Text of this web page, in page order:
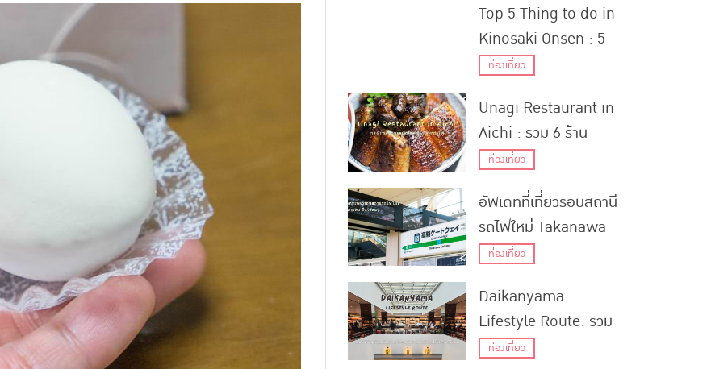
Top 5 Thing to do in
Kinosaki Onsen : 5
กิจกรรมต้องทำที่คิโนะ
ท่องเที่ยว
Unagi Restaurant in
Aichi : รวม 6 ร้าน
อาหารเมนูปลาไหลเก่า
ท่องเที่ยว
อัพเดทที่เที่ยวรอบสถานี
รถไฟใหม่ Takanawa
Gateway
ท่องเที่ยว
Daikanyama
Lifestyle Route: รวม
6 พิกัดสุดชิคและชิลล์
ท่องเที่ยว